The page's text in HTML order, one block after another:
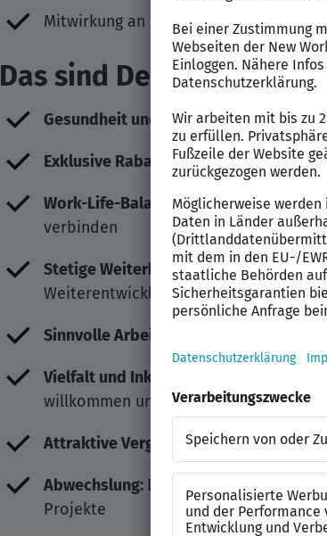
Mitwirkung an der Weiterentwicklung
Das sind Deine Benefits
Gesundheit und Fitness: Bleib fit und
Exklusive Rabatte: Sichere Dir
Work-Life-Balance: Genieße flexible
verbinden
Stetige Weiterbildung: Wachse über
Weiterentwicklungsmöglichkeiten
Sinnvolle Arbeit : Deine Tätigkeit hat
Vielfalt und Inklusion
: Arbeite in
willkommen und wertgeschätzt
Attraktive Vergütung: Freue Dich auf
Abwechslung: Deine Projekte sind
Projekte